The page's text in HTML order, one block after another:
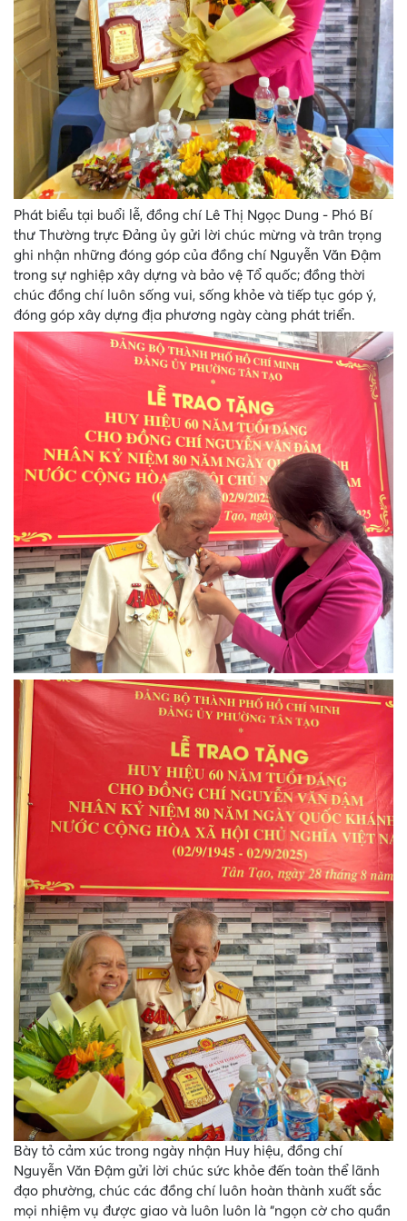
Phát biểu tại buổi lễ, đồng chí Lê Thị Ngọc Dung - Phó Bí
thư Thường trực Đảng ủy gửi lời chúc mừng và trân trọng
ghi nhận những đóng góp của đồng chí Nguyễn Văn Đậm
trong sự nghiệp xây dựng và bảo vệ Tổ quốc; đồng thời
chúc đồng chí luôn sống vui, sống khỏe và tiếp tục góp ý,
đóng góp xây dựng địa phương ngày càng phát triển.
Bày tỏ cảm xúc trong ngày nhận Huy hiệu, đồng chí
Nguyễn Văn Đậm gửi lời chúc sức khỏe đến toàn thể lãnh
đạo phường, chúc các đồng chí luôn hoàn thành xuất sắc
mọi nhiệm vụ được giao và luôn luôn là “ngọn cờ cho quần